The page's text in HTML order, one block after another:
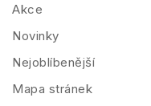
Akce
Novinky
Nejoblíbenější
Mapa stránek